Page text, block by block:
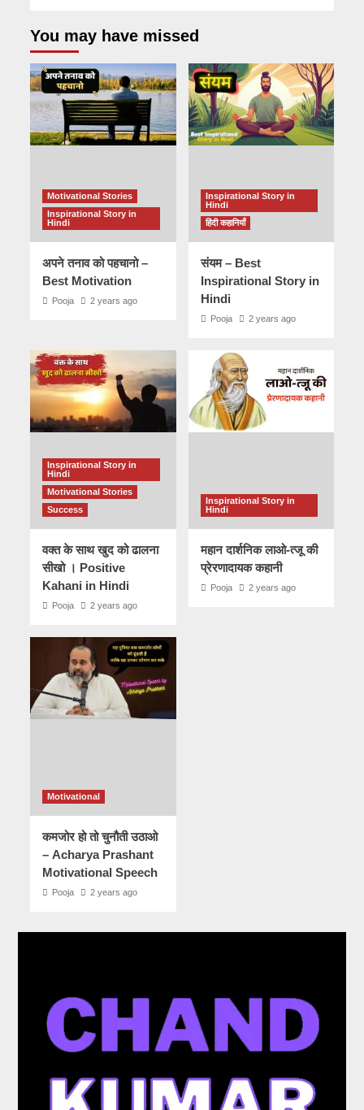
You may have missed
Motivational Stories
Inspirational Story in
Hindi
अपने तनाव को पहचानो –
Best Motivation
Pooja 2 years ago
Inspirational Story in
Hindi
हिंदी कहानियाँ
संयम – Best
Inspirational Story in
Hindi
Pooja 2 years ago
Inspirational Story in
Hindi
Motivational Stories
Success
वक्त के साथ खुद को ढालना
सीखो । Positive
Kahani in Hindi
Pooja 2 years ago
Inspirational Story in
Hindi
महान दार्शनिक लाओ-त्जू की
प्रेरणादायक कहानी
Pooja 2 years ago
Motivational
कमजोर हो तो चुनौती उठाओ
– Acharya Prashant
Motivational Speech
Pooja 2 years ago